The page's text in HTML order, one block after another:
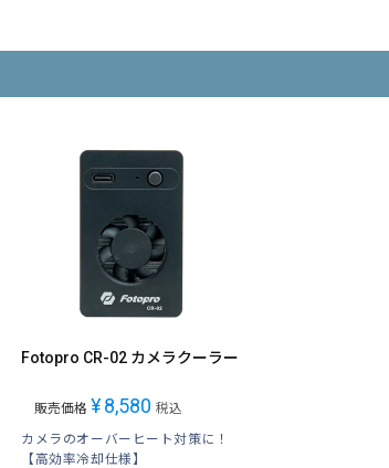
Fotopro CR-02 カメラクーラー
販売価格 ¥8,580 税込
カメラのオーバーヒート対策に！
【高効率冷却仕様】